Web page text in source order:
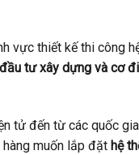
vực thiết kế thi công
tư xây dựng và cơ
tử đến từ các quốc
muốn lắp đặt hệ